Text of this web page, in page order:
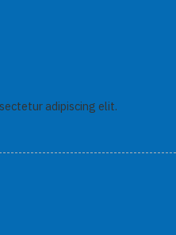
adipiscing elit.